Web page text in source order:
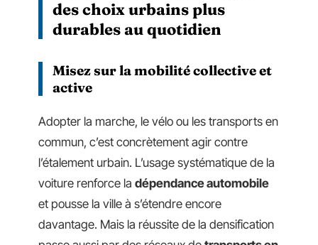
des choix urbains plus
durables au quotidien
Misez sur lamobilité collectiveet
active
Adopter la marche, le vélo ou les transports en
commun, c’est concrètement agir contre
l’étalement urbain. L’usage systématique de la
voiture renforce la dépendance automobile
et pousse la ville à s’étendre encore
davantage. Mais la réussite de la densification